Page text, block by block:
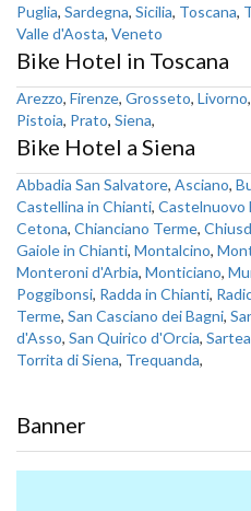
Puglia, Sardegna, Sicilia, Toscana,
Valle d'Aosta, Veneto
Bike Hotel in Toscana
Arezzo, Firenze, Grosseto, Livorno,
Pistoia, Prato, Siena,
Bike Hotel a Siena
Abbadia San Salvatore, Asciano,
Castellina in Chianti, Castelnuovo
Cetona, Chianciano Terme,
Gaiole in Chianti, Montalcino,
Monteroni d'Arbia, Monticiano,
Poggibonsi, Radda in Chianti,
Terme, San Casciano dei Bagni,
d'Asso, San Quirico d'Orcia,
Torrita di Siena, Trequanda,
Banner